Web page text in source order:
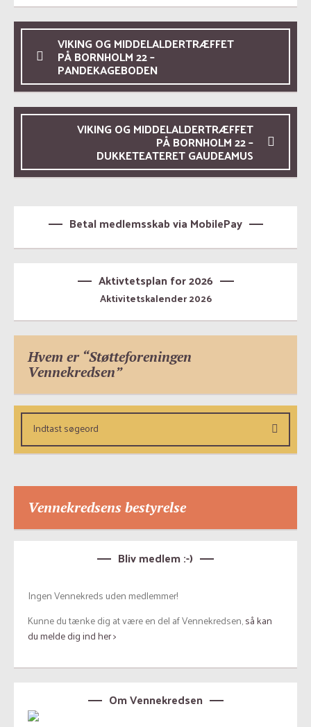
VIKING OG MIDDELALDERTRÆFFET
PÅ BORNHOLM 22 –
PANDEKAGEBODEN
VIKING OG MIDDELALDERTRÆFFET
PÅ BORNHOLM 22 –
DUKKETEATERET GAUDEAMUS
Betal medlemsskab via MobilePay
Aktivtetsplan for 2026
Aktivitetskalender 2026
Hvem er “Støtteforeningen
Vennekredsen”
Vennekredsens bestyrelse
Bliv medlem :-)
Ingen Vennekreds uden medlemmer!
Kunne du tænke dig at være en del af Vennekredsen,så kan
du melde dig ind her >
Om Vennekredsen